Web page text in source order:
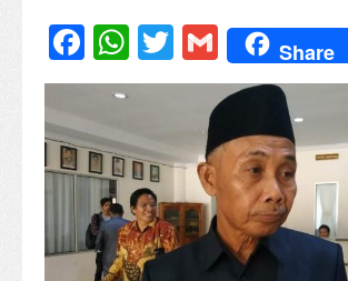
Facebook
WhatsApp
TwitterGmail
Share